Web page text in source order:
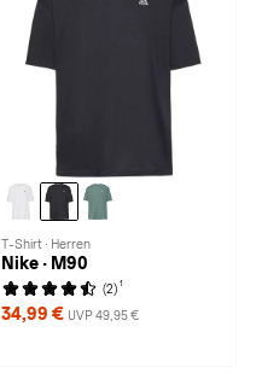
T-Shirt · Herren
Nike · M90
(2) 1
34,99 € UVP 49,95 €